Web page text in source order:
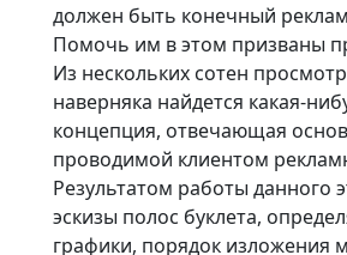
должен быть конечный
Помочь им в этом призваны
Из нескольких сотен
наверняка найдется какая-
концепция, отвечающая
проводимой клиентом
Результатом работы данного
эскизы полос буклета,
графики, порядок изложения